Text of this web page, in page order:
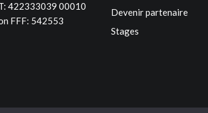
422333039 00010
FFF: 542553
Devenir partenaire
Stages